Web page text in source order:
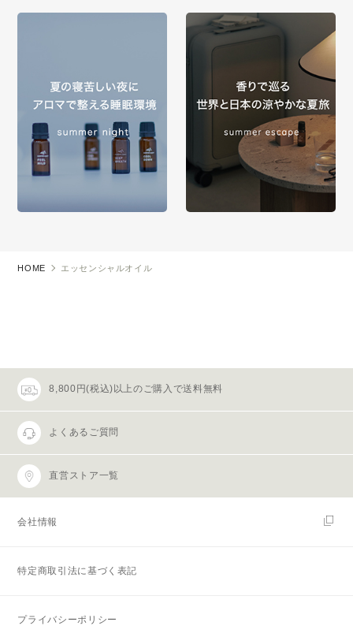
HOME エッセンシャルオイル
8,800円(税込)以上のご購入で送料無料
よくあるご質問
直営ストア一覧
会社情報
特定商取引法に基づく表記
プライバシーポリシー